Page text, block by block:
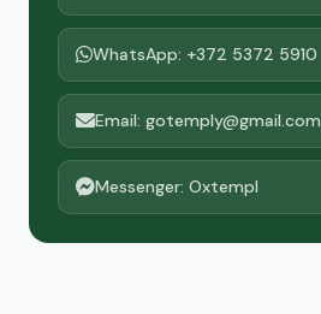
WhatsApp: +372 5372 5910
Email: gotemply@gmail.com
Messenger: Oxtempl